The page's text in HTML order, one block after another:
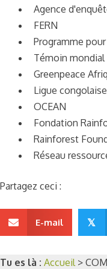
Agence
FERN
Programme
Témoin mondial
Greenpeace
Ligue
OCEAN
Fondation
Rainforest
Réseau
Partagez ceci :
E-mail 𝕏
Tu es là : Accueil >